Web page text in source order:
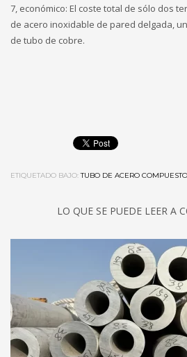
7, económico: El coste total de sólo dos
de acero inoxidable de pared delgada,
de tubo de cobre.
ETIQUETADO BAJO: TUBO DE ACERO
LO QUE SE PUEDE LEER A